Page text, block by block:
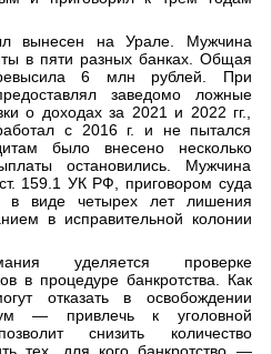
вынесен на Урале. Мужчина
в пяти разных банках. Общая
6 млн рублей. При
заведомо ложные
о доходах за 2021 и 2022 гг.,
с 2016 г. и не пытался
было внесено несколько
остановились. Мужчина
159.1 УК РФ, приговором суда
в виде четырех лет лишения
в исправительной колонии
уделяется проверке
в процедуре банкротства. Как
отказать в освобождении
— привлечь к уголовной
снизить количество
тех, для кого банкротство —